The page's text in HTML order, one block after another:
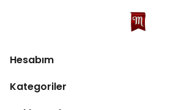
Hesabım
Kategoriler